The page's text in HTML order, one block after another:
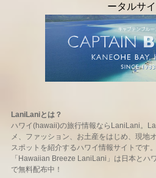
LaniLaniとは？
ハワイ(hawaii)の旅行情報ならLaniLani。
メ、ファッション、お土産をはじめ、現地
スポットを紹介するハワイ情報サイトです
「Hawaiian Breeze LaniLani」は日本とハ
で無料配布中！